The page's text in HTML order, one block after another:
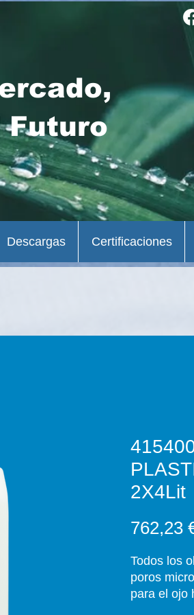
Futuro
2X4Lit
762,23
Todos los
poros
para el ojo
Descargas Certificaciones